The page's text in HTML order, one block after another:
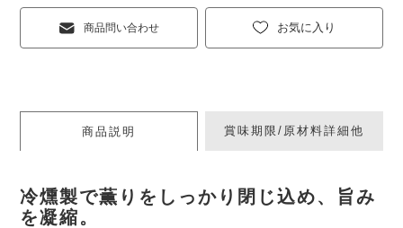
お気に入り
商品問い合わせ
商品説明 賞味期限/原材料詳細他
冷燻製で薫りをしっかり閉じ込め、旨み
を凝縮。